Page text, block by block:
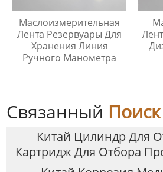
Маслоизмерительная
Лента Резервуары Для
Хранения Линия
Ручного Манометра
Связанный Поиск
Китай Цилиндр Для
Картридж Для Отбора